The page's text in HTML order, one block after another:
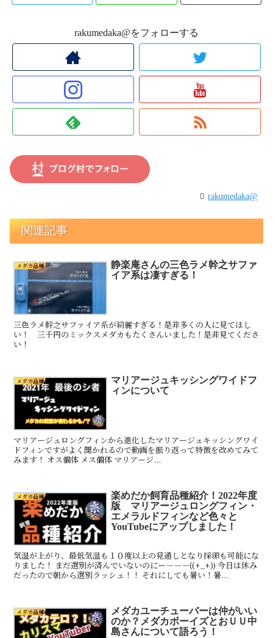
rakumedaka@をフォローする
rakumedaka@
関連記事
メダカ品種
静楽庵さんの三色ラメ幹之サファ
イア系は凄すぎる！
三色ラメ幹之サファイア系が綺麗すぎる！是非多くの人に見てほし
い！ 三千円のミックスメダカもたくさんいました！是非見てくださ
い！
メダカ品種
マリアージュキッシングワイドフ
ィンについて
マリアージュロングフィンから進化したマリアージュキッシングワイ
ドフィンですがよく聞かれるので動画を振り返って特徴を改めてみて
みます！ オス個体 メス個体 マリアージ...
メダカ品種
楽めだか飼育品種紹介！2022年度
版 マリアージュロングフィン・
エメラルドフィンなど色々と
YouTubeにアップしました！
気温が上がり、最低気温も１０度以上の見通しとなり採卵も可能にな
りました！ まだ選別が済んでいないのにー－－－((+_+)) 今日は休み
だったので朝から選別ラッシュ！！ それにしても暑い！暑...
メダカ品種
メダカユーチューバーは仲がいい
のか？メダカボーイズとおＵＵ中
島さんについて語ろう！